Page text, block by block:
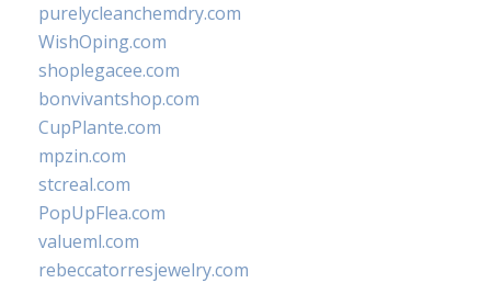
purelycleanchemdry.com
WishOping.com
shoplegacee.com
bonvivantshop.com
CupPlante.com
mpzin.com
stcreal.com
PopUpFlea.com
valueml.com
rebeccatorresjewelry.com